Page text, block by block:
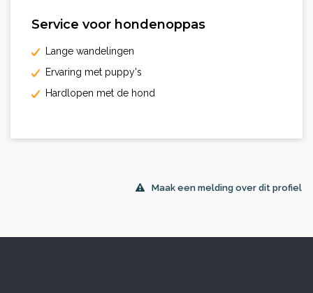
Service voor hondenoppas
Lange wandelingen
Ervaring met puppy's
Hardlopen met de hond
Maak een melding over dit profiel